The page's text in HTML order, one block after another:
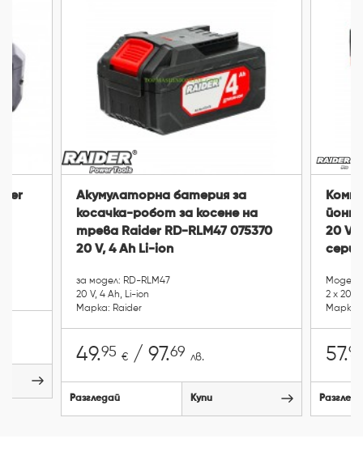
Акумулаторна батерия за
косачка-робот за косене на
трева Raider RD-RLM47 075370
20 V, 4 Ah Li-ion
за модел: RD-RLM47
20 V, 4 Ah, Li-ion
Марка: Raider
49.95 € / 97.69 лв.
Разгледай Купи
20 V,
Модел:
2 х 20
Марка:
57.95